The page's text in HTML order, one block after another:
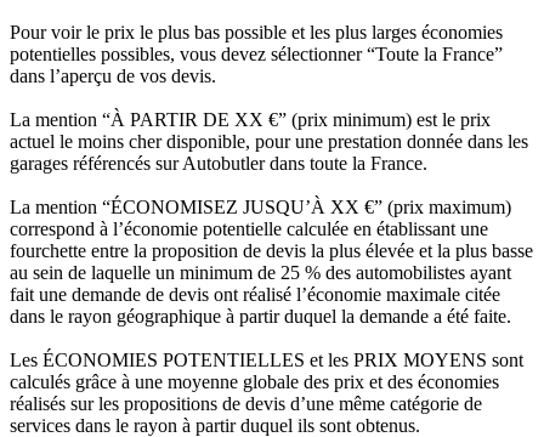
Pour voir le prix le plus bas possible et les plus larges économies
potentielles possibles, vous devez sélectionner “Toute la France”
dans l’aperçu de vos devis.
La mention “À PARTIR DE XX €” (prix minimum) est le prix
actuel le moins cher disponible, pour une prestation donnée dans les
garages référencés sur Autobutler dans toute la France.
La mention “ÉCONOMISEZ JUSQU’À XX €” (prix maximum)
correspond à l’économie potentielle calculée en établissant une
fourchette entre la proposition de devis la plus élevée et la plus basse
au sein de laquelle un minimum de 25 % des automobilistes ayant
fait une demande de devis ont réalisé l’économie maximale citée
dans le rayon géographique à partir duquel la demande a été faite.
Les ÉCONOMIES POTENTIELLES et les PRIX MOYENS sont
calculés grâce à une moyenne globale des prix et des économies
réalisés sur les propositions de devis d’une même catégorie de
services dans le rayon à partir duquel ils sont obtenus.